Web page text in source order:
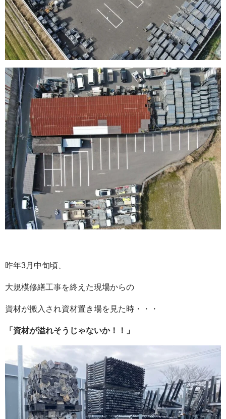
昨年3月中旬頃、
大規模修繕工事を終えた現場からの
資材が搬入され資材置き場を見た時・・・
「資材が溢れそうじゃないか！！」